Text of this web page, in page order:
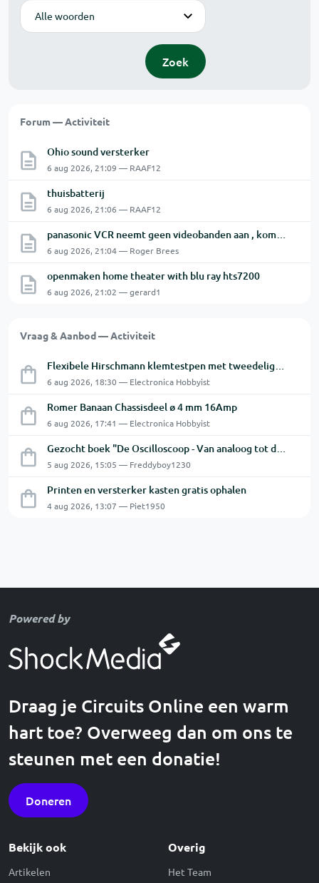
Modus
Zoek
Forum — Activiteit
Ohio sound versterker
6 aug 2026, 21:09 — RAAF12
thuisbatterij
6 aug 2026, 21:06 — RAAF12
panasonic VCR neemt geen videobanden aan , komen er onmiddellijk terug uit.
6 aug 2026, 21:04 — Roger Brees
openmaken home theater with blu ray hts7200
6 aug 2026, 21:02 — gerard1
Vraag & Aanbod — Activiteit
Flexibele Hirschmann klemtestpen met tweedelige klem.
6 aug 2026, 18:30 — Electronica Hobbyist
Romer Banaan Chassisdeel ø 4 mm 16Amp
6 aug 2026, 17:41 — Electronica Hobbyist
Gezocht boek "De Oscilloscoop - Van analoog tot digitaal"
5 aug 2026, 15:05 — Freddyboy1230
Printen en versterker kasten gratis ophalen
4 aug 2026, 13:07 — Piet1950
Powered by
Draag je Circuits Online een warm
hart toe? Overweeg dan om ons te
steunen met een donatie!
Doneren
Bekijk ook
Artikelen
Overig
Het Team